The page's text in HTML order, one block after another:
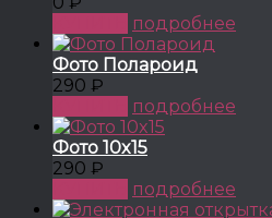
подробнее
Фото Полароид
290 ₽
подробнее
Фото 10x15
290 ₽
подробнее